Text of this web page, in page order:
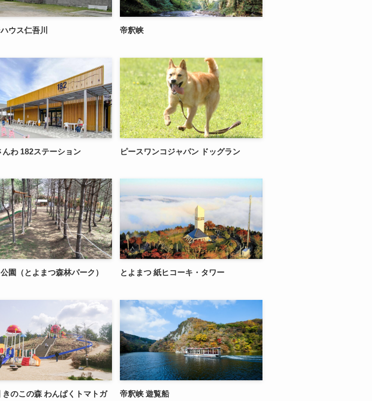
ウス仁吾川 帝釈峡
んわ 182ステーション ピースワンコジャパン ドッグラン
園（とよまつ森林パーク） とよまつ 紙ヒコーキ・タワー
きのこの森 わんぱくトマトガ
帝釈峡 遊覧船